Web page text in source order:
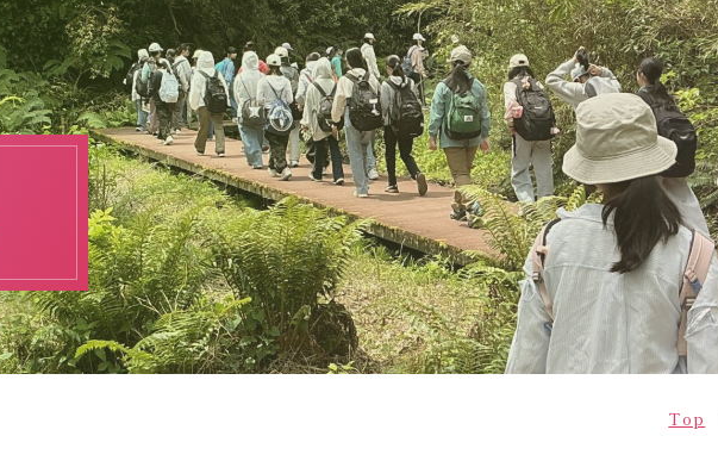
国際・英語教育
理数教育
探究-Kanagawa プロジ
ェクト
教科教育・カリキュラム
学習サポート
自立を育む6年間
学園生活
進学実績
先輩メッセージ
入試情報
募集要項
説明会・イベント
入試データ
学校案内
Top